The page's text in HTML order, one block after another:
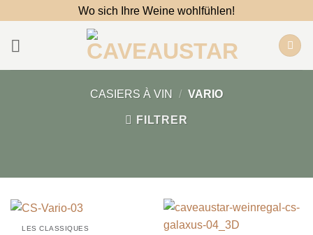
contenu
Wo sich Ihre Weine wohlfühlen!
CASIERS À VIN / VARIO
FILTRER
LES CLASSIQUES